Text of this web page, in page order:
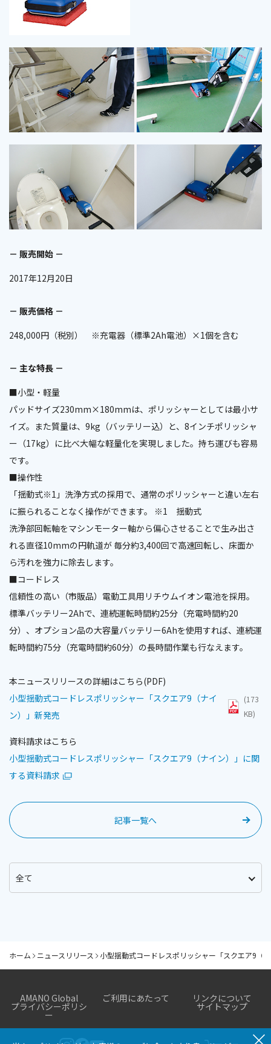
－ 販売開始 －
2017年12月20日
－ 販売価格 －
248,000円（税別） ※充電器（標準2Ah電池）×1個を含む
－ 主な特長 －
■小型・軽量
パッドサイズ230mm×180mmは、ポリッシャーとしては最小サ
イズ。また質量は、9kg（バッテリー込）と、8インチポリッシャ
ー（17kg）に比べ大幅な軽量化を実現しました。持ち運びも容易
です。
■操作性
「揺動式※1 」洗浄方式の採用で、通常のポリッシャーと違い左右
に振られることなく操作ができます。 ※1 揺動式
洗浄部回転軸をマシンモーター軸から偏心させることで生み出さ
れる直径10mmの円軌道が 毎分約3,400回で高速回転し、床面か
ら汚れを強力に除去します。
■コードレス
信頼性の高い（市販品）電動工具用リチウムイオン電池を採用。
標準バッテリー2Ahで、連続運転時間約25分（充電時間約20
分）、オプション品の大容量バッテリー6Ahを使用すれば、連続運
転時間約75分（充電時間約60分）の長時間作業も行なえます。
本ニュースリリースの詳細はこちら(PDF)
小型揺動式コードレスポリッシャー「スクエア9（ナイ
ン）」新発売
(173
KB)
資料請求はこちら
小型揺動式コードレスポリッシャー「スクエア9（ナイン）」に関
する資料請求
記事一覧へ
ホーム ニュースリリース 小型揺動式コードレスポリッシャー「スクエア9（
AMANO Global ご利用にあたって リンクについて
プライバシーポリシ
ー
サイトマップ